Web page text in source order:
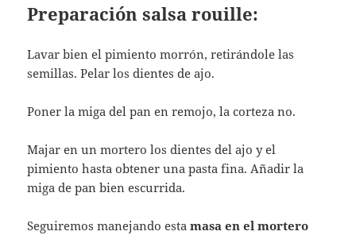
Preparación salsa rouille:
Lavar bien el pimiento morrón, retirándole las
semillas. Pelar los dientes de ajo.
Poner la miga del pan en remojo, la corteza no.
Majar en un mortero los dientes del ajo y el
pimiento hasta obtener una pasta fina. Añadir la
miga de pan bien escurrida.
Seguiremos manejando estamasa en el mortero